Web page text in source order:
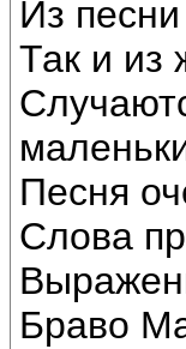
Из
Так и из
Песня
Слова
Браво